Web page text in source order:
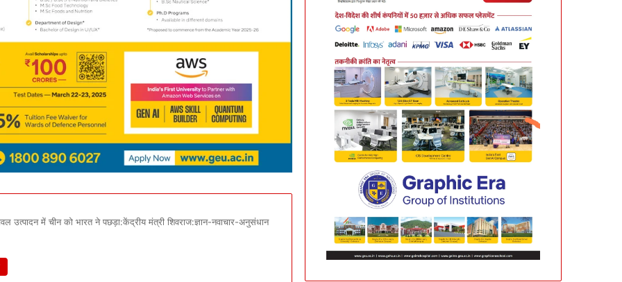
उत्पादन में चीन को भारत ने पछड़ा:केंद्रीय मंत्री शिवराज:ज्ञान-नवाचार-अनुसंधान